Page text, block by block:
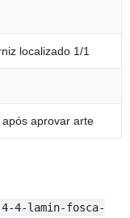
localizado 1/1
aprovar arte
4-lamin-fosca-